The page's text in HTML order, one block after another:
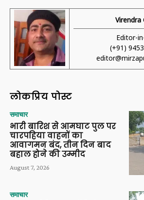
Virendra
Editor-
(+91)
लोकप्रिय पोस्ट
समाचार
भारी बारिश से आमघाट पुल पर
चारपहिया वाहनों का
आवागमन बंद, तीन दिन बाद
बहाल होने की उम्मीद
August 7, 2026
समाचार